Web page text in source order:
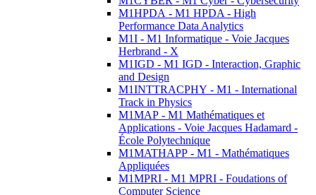
M1HPDA - M1 HPDA - High
Performance Data Analytics
M1I - M1 Informatique - Voie Jacques
Herbrand - X
M1IGD - M1 IGD - Interaction, Graphic
and Design
M1INTTRACPHY - M1 - International
Track in Physics
M1MAP - M1 Mathématiques et
Applications - Voie Jacques Hadamard -
École Polytechnique
M1MATHAPP - M1 - Mathématiques
Appliquées
M1MPRI - M1 MPRI - Foudations of
Computer Science